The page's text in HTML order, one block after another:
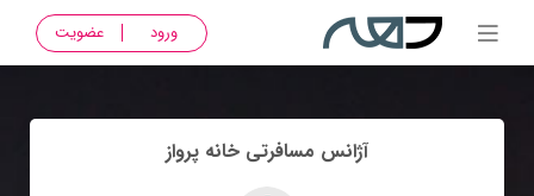
ورود عضویت
آژانس مسافرتی خانه پرواز